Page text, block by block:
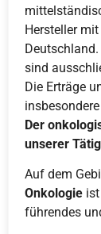
Hersteller
Deutschland.
sind
Die Erträge
Der
unserer
Auf dem
Onkologie
führendes